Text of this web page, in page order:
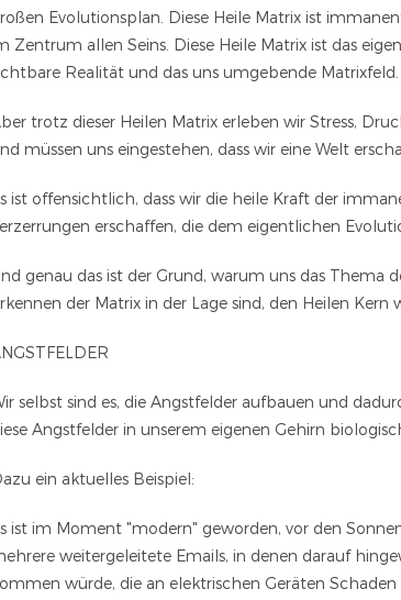
Evolutionsplan. Diese Heile Matrix ist
Zentrum allen Seins. Diese Heile Matrix ist das
Realität und das uns umgebende Matrixfeld.
trotz dieser Heilen Matrix erleben wir Stress,
müssen uns eingestehen, dass wir eine Welt
ist offensichtlich, dass wir die heile Kraft der
erschaffen, die dem eigentlichen
genau das ist der Grund, warum uns das Thema
der Matrix in der Lage sind, den Heilen Kern
selbst sind es, die Angstfelder aufbauen und
Angstfelder in unserem eigenen Gehirn
ein aktuelles Beispiel:
ist im Moment "modern" geworden, vor den
weitergeleitete Emails, in denen darauf
würde, die an elektrischen Geräten